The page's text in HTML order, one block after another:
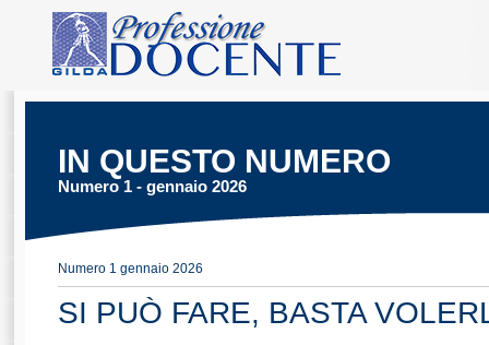
IN QUESTO NUMERO
Numero 1 - gennaio 2026
Numero 1 gennaio 2026
SI PUÒ FARE, BASTA